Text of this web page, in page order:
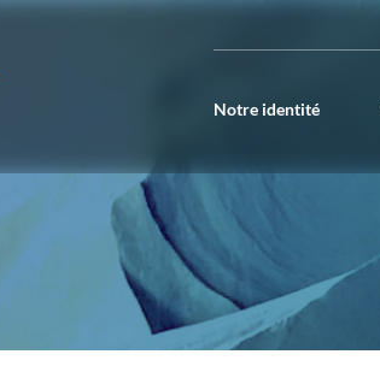
Notre identité